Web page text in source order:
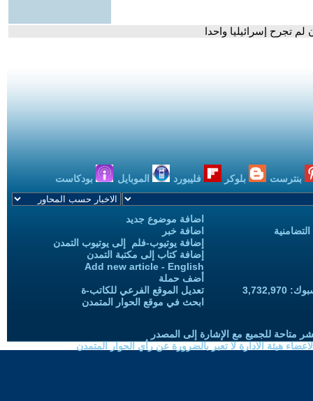
تجرح إسرائيليا واحدا
بنترست بلوكر فليبورد الموبايل بودكاست
اضافة موضوع جديد
اضافة خبر
إضافة يوتيوب-فلم إلى يوتيوب التمدن
إضافة كتاب إلى مكتبة التمدن
Add new article - English
أضف حملة
تعديل الموقع الفرعي للكاتب-ة
ابحث في موقع الحوار المتمدن
متاحة للجميع مع الإشارة إلى المصدر
هيئة الادارة لا تعبر بالضرورة عن رأي الحوار المتمدن